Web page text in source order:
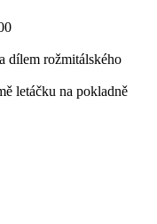
dílem rožmitálského
letáčku na pokladně